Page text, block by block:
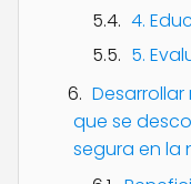
4.
5.
que se
segura en la